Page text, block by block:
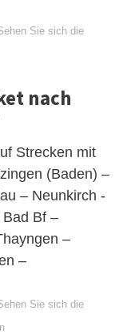
Sie sich die
nach
Strecken mit
(Baden) –
– Neunkirch -
Bf –
–
–
Sie sich die